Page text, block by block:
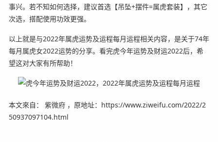
事兴。若不知如何选择，建议首选【吊坠+摆件=属虎套装】，其它
次选，搭配使用功效更强。
以上就是与2022年属虎运势及运程每月运程相关内容，是关于74年
每月属虎女2022运势的分享。看完虎今年运势及财运2022后，希
望这对大家有所帮助！
本文來自： 紫微府 ，原地址：https://www.ziweifu.com/2022/2
50937097104.html